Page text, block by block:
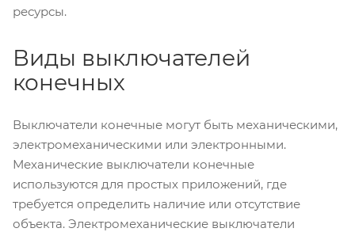
ресурсы.
Виды выключателей
конечных
Выключатели конечные могут быть механическими,
электромеханическими или электронными.
Механические выключатели конечные
используются для простых приложений, где
требуется определить наличие или отсутствие
объекта. Электромеханические выключатели